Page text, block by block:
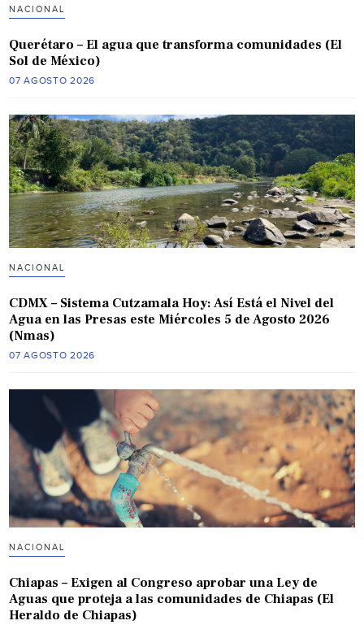
NACIONAL
Querétaro – El agua que transforma comunidades (El
Sol de México)
07 AGOSTO 2026
NACIONAL
CDMX – Sistema Cutzamala Hoy: Así Está el Nivel del
Agua en las Presas este Miércoles 5 de Agosto 2026
(Nmas)
07 AGOSTO 2026
NACIONAL
Chiapas – Exigen al Congreso aprobar una Ley de
Aguas que proteja a las comunidades de Chiapas (El
Heraldo de Chiapas)